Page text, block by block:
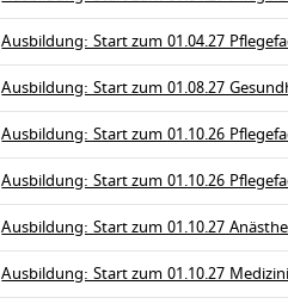
Ausbildung: Start zum 01.04.27
Ausbildung: Start zum 01.08.27
Ausbildung: Start zum 01.10.26
Ausbildung: Start zum 01.10.26
Ausbildung: Start zum 01.10.27
Ausbildung: Start zum 01.10.27